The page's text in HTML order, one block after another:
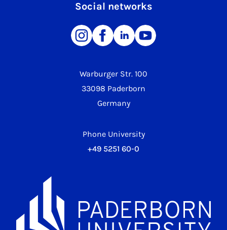
Warburger Str. 100
33098 Paderborn
Germany
Phone University
+49 5251 60-0
Social networks